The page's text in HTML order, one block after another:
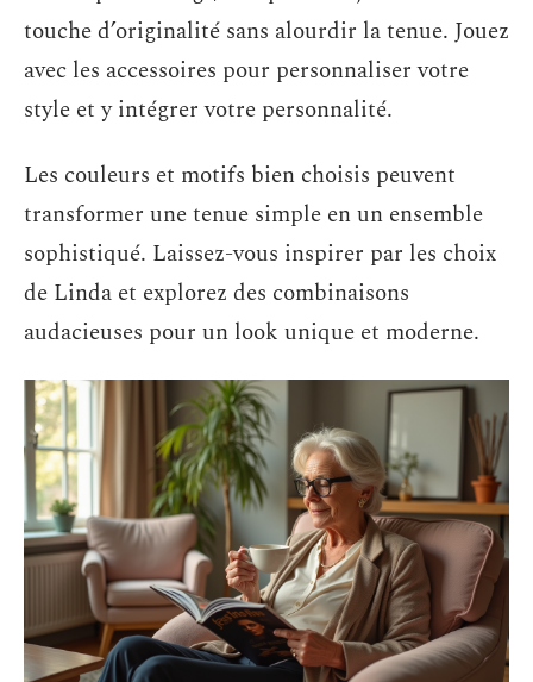
touche d’originalité sans alourdir la tenue. Jouez
avec les accessoires pour personnaliser votre
style et y intégrer votre personnalité.
Les couleurs et motifs bien choisis peuvent
transformer une tenue simple en un ensemble
sophistiqué. Laissez-vous inspirer par les choix
de Linda et explorez des combinaisons
audacieuses pour un look unique et moderne.